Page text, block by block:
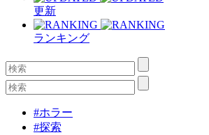
更新
ランキング
#ホラー
#探索